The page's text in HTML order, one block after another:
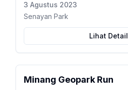
3 Agustus 2023
Senayan Park
Lihat Detail
Minang Geopark Run